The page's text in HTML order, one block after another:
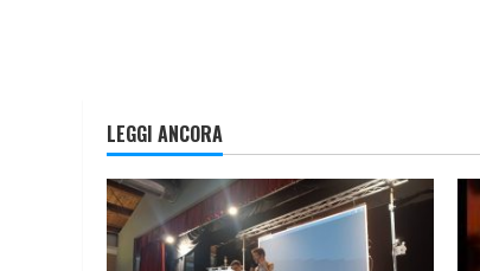
LEGGI ANCORA